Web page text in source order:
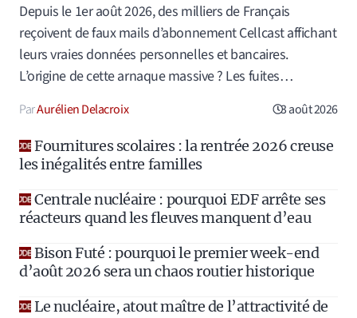
Depuis le 1er août 2026, des milliers de Français
reçoivent de faux mails d’abonnement Cellcast affichant
leurs vraies données personnelles et bancaires.
L’origine de cette arnaque massive ? Les fuites…
Aurélien Delacroix 3 août 2026
Fournitures scolaires : la rentrée 2026 creuse
les inégalités entre familles
Centrale nucléaire : pourquoi EDF arrête ses
réacteurs quand les fleuves manquent d’eau
Bison Futé : pourquoi le premier week-end
d’août 2026 sera un chaos routier historique
Le nucléaire, atout maître de l’attractivité de